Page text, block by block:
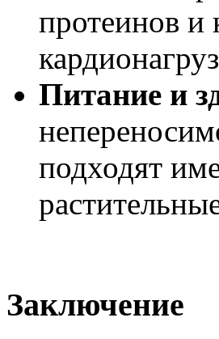
протеинов и
Питание и
подходят
Заключение